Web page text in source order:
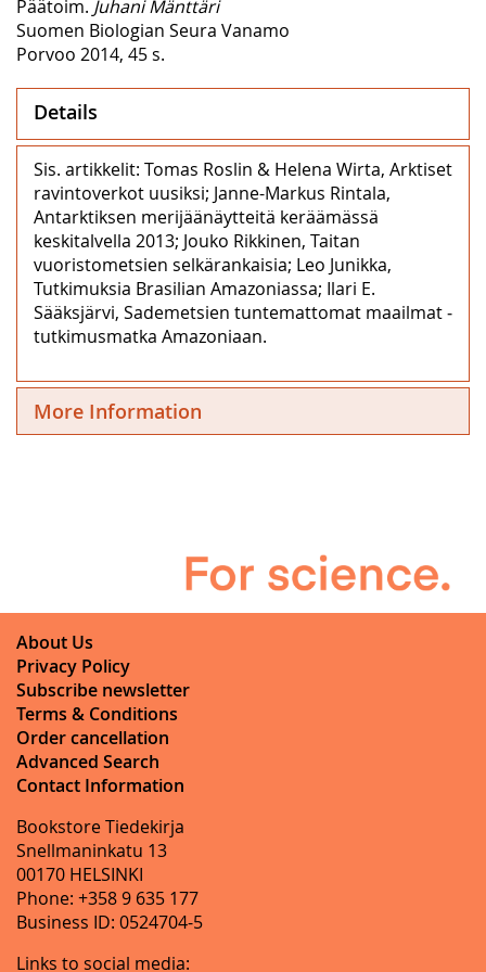
Päätoim. Juhani Mänttäri
Suomen Biologian Seura Vanamo
Porvoo 2014, 45 s.
Details
Sis. artikkelit: Tomas Roslin & Helena Wirta, Arktiset
ravintoverkot uusiksi; Janne-Markus Rintala,
Antarktiksen merijäänäytteitä keräämässä
keskitalvella 2013; Jouko Rikkinen, Taitan
vuoristometsien selkärankaisia; Leo Junikka,
Tutkimuksia Brasilian Amazoniassa; Ilari E.
Sääksjärvi, Sademetsien tuntemattomat maailmat ‒
tutkimusmatka Amazoniaan.
More Information
About Us
Privacy Policy
Subscribe newsletter
Terms & Conditions
Order cancellation
Advanced Search
Contact Information
Bookstore Tiedekirja
Snellmaninkatu 13
00170 HELSINKI
Phone: +358 9 635 177
Business ID: 0524704-5
Links to social media: